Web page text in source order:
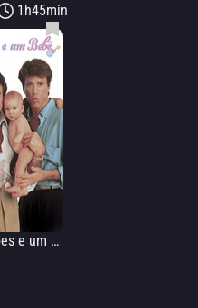
1h45min
Três Solteirões e um Bebê